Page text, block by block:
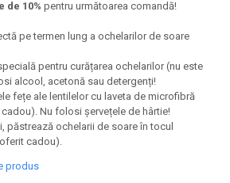
de 10% pentru următoarea comandă!
pe termen lung a ochelarilor de soare
pentru curățarea ochelarilor (nu este
alcool, acetonă sau detergenți!
fețe ale lentilelor cu laveta de microfibră
Nu folosi șervețele de hârtie!
păstrează ochelarii de soare în tocul
cadou).
produs